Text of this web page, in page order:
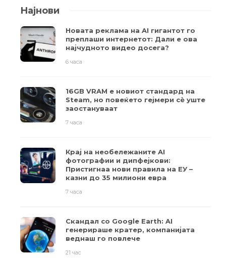
Најнови
Новата реклама на AI гигантот го
преплаши интернетот: Дали е ова
најчудното видео досега?
6 часа
16GB VRAM е новиот стандард на
Steam, но повеќето гејмери ​​сè уште
заостануваат
7 часа
Крај на необележаните AI
фотографии и дипфејкови:
Пристигнаа нови правила на ЕУ –
казни до 35 милиони евра
7 часа
Скандал со Google Earth: AI
генерираше кратер, компанијата
веднаш го повлече
21 час